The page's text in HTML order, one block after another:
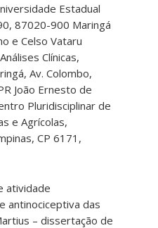
Estadual
87020-900 Maringá
e Celso Vataru
Clínicas,
Av. Colombo,
João Ernesto de
Pluridisciplinar de
e Agrícolas,
CP 6171,
atividade
antinociceptiva das
– dissertação de